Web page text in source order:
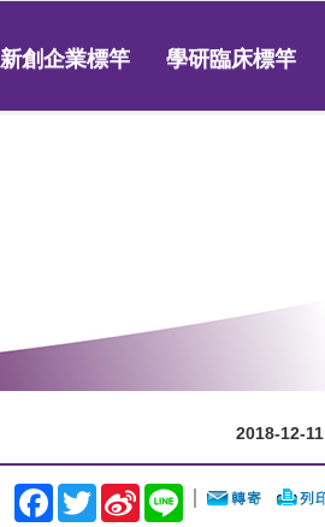
新創企業標竿 學研臨床標竿
2018-12-11
Facebook
TwitterSina
Weibo
Line